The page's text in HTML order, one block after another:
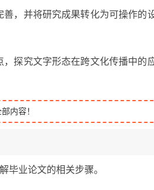
，并将研究成果转化为可操作的
探究文字形态在跨文化传播中的
内容！
毕业论文的相关步骤。